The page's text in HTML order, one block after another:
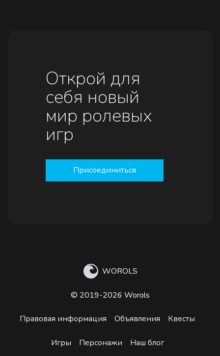
Открой для
себя новый
мир ролевых
игр
Присоединиться
WOROLS
© 2019-2026 Worols
Правовая информация Объявления Квесты
Игры Персонажи Наш блог